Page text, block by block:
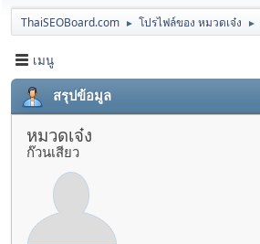
ThaiSEOBoard.com ► โปรไฟล์ของ หมวดเจ๋ง ►
เมนู
สรุปข้อมูล
หมวดเจ๋ง
ก๊วนเสียว